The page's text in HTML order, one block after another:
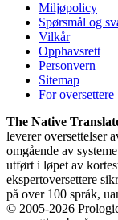
Miljøpolicy
Spørsmål og
Vilkår
Opphavsrett
Personvern
Sitemap
For oversettere
The Native
leverer oversettelser
omgående av
utført i løpet av
ekspertoversettere
på over 100 språk,
© 2005-2026